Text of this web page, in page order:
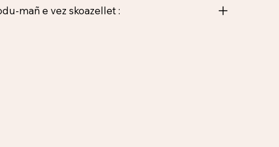
mañ e vez skoazellet :